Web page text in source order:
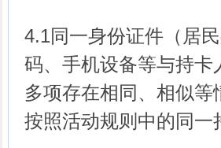
4.1同一身份证件（居
码、手机设备等与持
多项存在相同、相似
按照活动规则中的同一